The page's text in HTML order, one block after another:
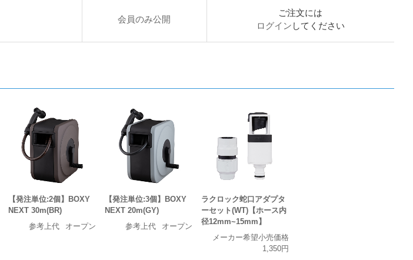
会員のみ公開
ご注文には
ログイン してください
【発注単位:2個】BOXY
NEXT 30m(BR)
参考上代
オープン
【発注単位:3個】BOXY
NEXT 20m(GY)
参考上代
オープン
ラクロック蛇口アダプタ
ーセット(WT)【ホース内
径12mm~15mm】
メーカー希望小売価格
1,350円